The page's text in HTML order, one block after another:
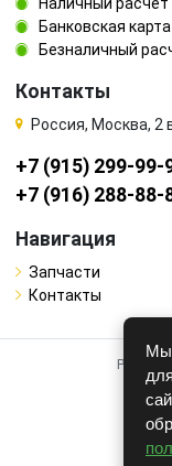
Наличный расчёт
Банковская карта
Безналичный
Контакты
Россия, Москва, 2
+7 (915) 299-99-
+7 (916) 288-88-
Навигация
Запчасти
Контакты
Мы